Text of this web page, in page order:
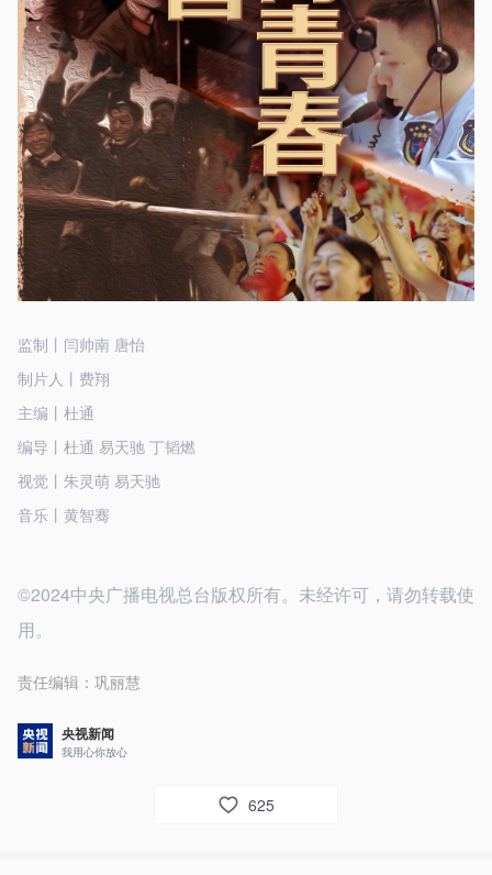
监制丨闫帅南 唐怡
制片人丨费翔
主编丨杜通
编导丨杜通 易天驰 丁韬燃
视觉丨朱灵萌 易天驰
音乐丨黄智骞
©2024中央广播电视总台版权所有。未经许可，请勿转载使
用。
责任编辑： 巩丽慧
央视新闻
我用心你放心
625